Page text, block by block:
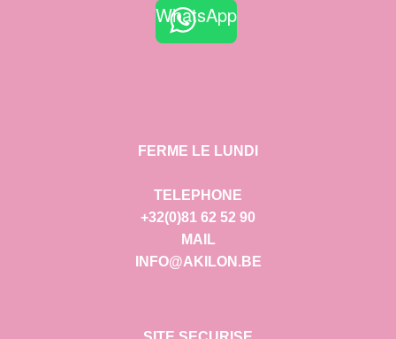
WhatsApp
FERME LE LUNDI
TELEPHONE
+32(0)81 62 52 90
MAIL
INFO@AKILON.BE